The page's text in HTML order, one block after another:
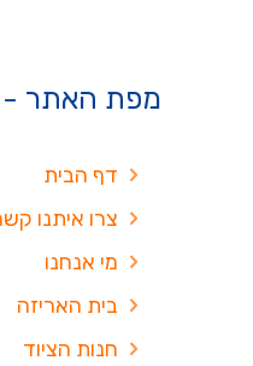
מפת האתר -
דף הבית
צרו איתנו
מי אנחנו
בית האריזה
חנות הציוד